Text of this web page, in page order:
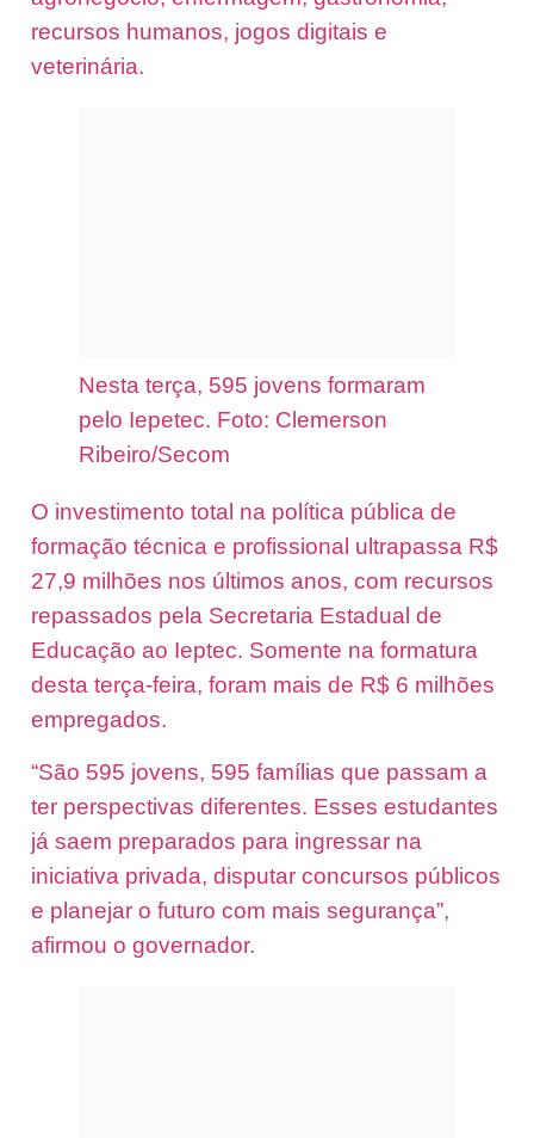
recursos humanos, jogos digitais e
veterinária.
Nesta terça, 595 jovens formaram
pelo Iepetec. Foto: Clemerson
Ribeiro/Secom
O investimento total na política pública de
formação técnica e profissional ultrapassa R$
27,9 milhões nos últimos anos, com recursos
repassados pela Secretaria Estadual de
Educação ao Ieptec. Somente na formatura
desta terça-feira, foram mais de R$ 6 milhões
empregados.
“São 595 jovens, 595 famílias que passam a
ter perspectivas diferentes. Esses estudantes
já saem preparados para ingressar na
iniciativa privada, disputar concursos públicos
e planejar o futuro com mais segurança”,
afirmou o governador.